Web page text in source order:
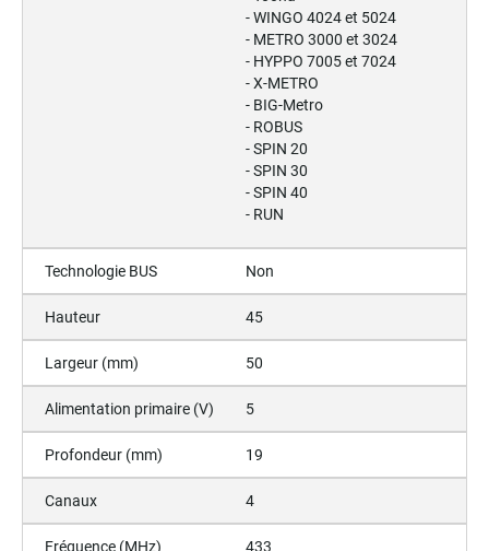
- WINGO 4024 et 5024
- METRO 3000 et 3024
- HYPPO 7005 et 7024
- X-METRO
- BIG-Metro
- ROBUS
- SPIN 20
- SPIN 30
- SPIN 40
- RUN
Technologie BUS Non
Hauteur 45
Largeur (mm) 50
Alimentation primaire (V) 5
Profondeur (mm) 19
Canaux 4
Fréquence (MHz) 433